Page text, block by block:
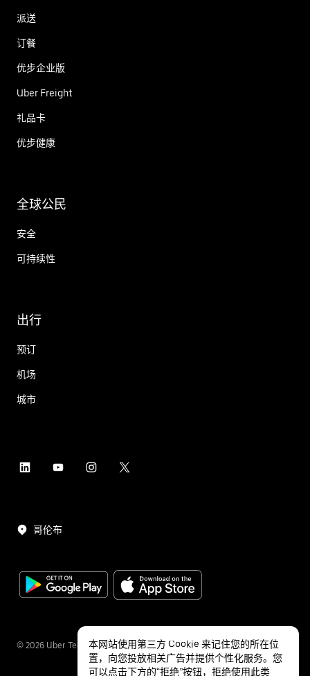
派送
订餐
优步企业版
Uber Freight
礼品卡
优步健康
全球公民
安全
可持续性
出行
预订
机场
城市
哥伦布
© 2026 Uber Technologies Inc.
本网站使用第三方 Cookie 来记住您的所在位
置，向您投放相关广告并提供个性化服务。您
可以点击下方的“拒绝”按钮，拒绝使用此类